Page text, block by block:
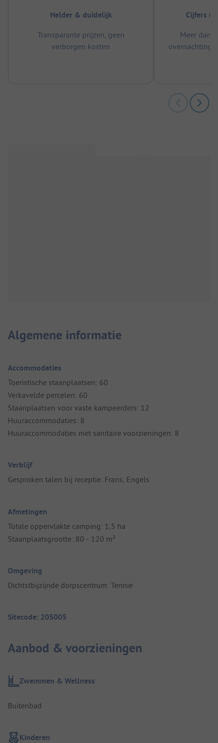
Helder & duidelijk
Transparante prijzen, geen
verborgen kosten
Cijfers
Meer dan
Algemene informatie
Accommodaties
Toeristische staanplaatsen: 60
Verkavelde percelen: 60
Staanplaatsen voor vaste kampeerders: 12
Huuraccommodaties: 8
Huuraccommodaties met sanitaire voorzieningen: 8
Verblijf
Gesproken talen bij receptie: Frans, Engels
Afmetingen
Totale oppervlakte camping: 1,5 ha
Staanplaatsgrootte: 80 - 120 m²
Omgeving
Dichtstbijzijnde dorpscentrum: Tennie
Sitecode: 205005
Aanbod & voorzieningen
Zwemmen & Wellness
Buitenbad
Kinderen